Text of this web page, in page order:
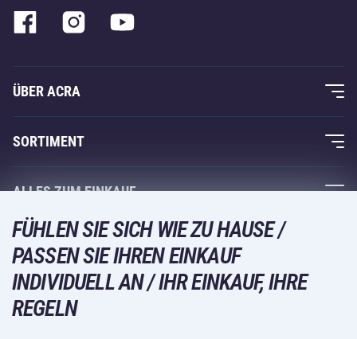
ÜBER ACRA
Über uns
Acra-Garantie
Kontakte
Großhandel
Einkaufsratgeber
SORTIMENT
Fitness und Krafttraining
Racketsportarten
Wintersport
Freizeit und Unterhaltung
Camping und Wandern
ALLES ZUM EINKAUF
Acra-Garantie
Rückgabe und Reklamationen
VERSANDARTEN
FÜHLEN SIE SICH WIE ZU HAUSE /
PASSEN SIE IHREN EINKAUF
INDIVIDUELL AN / IHR EINKAUF, IHRE
REGELN